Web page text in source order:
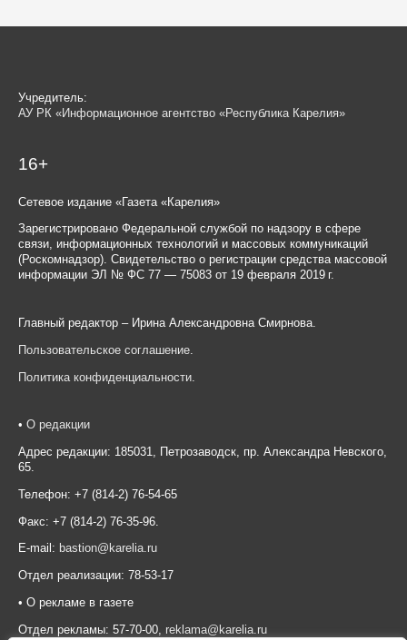
Учредитель:
АУ РК «Информационное агентство «Республика Карелия»
16+
Сетевое издание «Газета «Карелия»
Зарегистрировано Федеральной службой по надзору в сфере
связи, информационных технологий и массовых коммуникаций
(Роскомнадзор). Свидетельство о регистрации средства массовой
информации ЭЛ № ФС 77 — 75083 от 19 февраля 2019 г.
Главный редактор – Ирина Александровна Смирнова.
Пользовательское соглашение
Политика конфиденциальности
• О редакции
Адрес редакции: 185031, Петрозаводск, пр. Александра Невского,
65.
Телефон: +7 (814-2) 76-54-65
Факс: +7 (814-2) 76-35-96.
E-mail: bastion@karelia.ru
Отдел реализации: 78-53-17
• О рекламе в газете
Отдел рекламы: 57-70-00, reklama@karelia.ru